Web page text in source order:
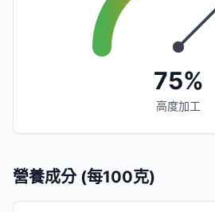
75%
高度加工
營養成分 (每100克)